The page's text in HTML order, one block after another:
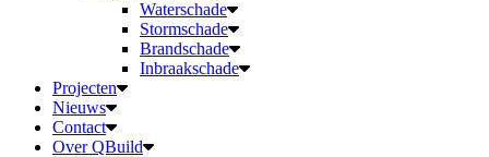
Waterschade
Stormschade
Brandschade
Inbraakschade
Projecten
Nieuws
Contact
Over QBuild